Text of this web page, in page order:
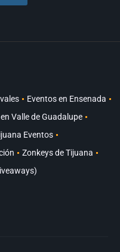
Eventos en Ensenada
Valle de Guadalupe
Eventos
Zonkeys de Tijuana